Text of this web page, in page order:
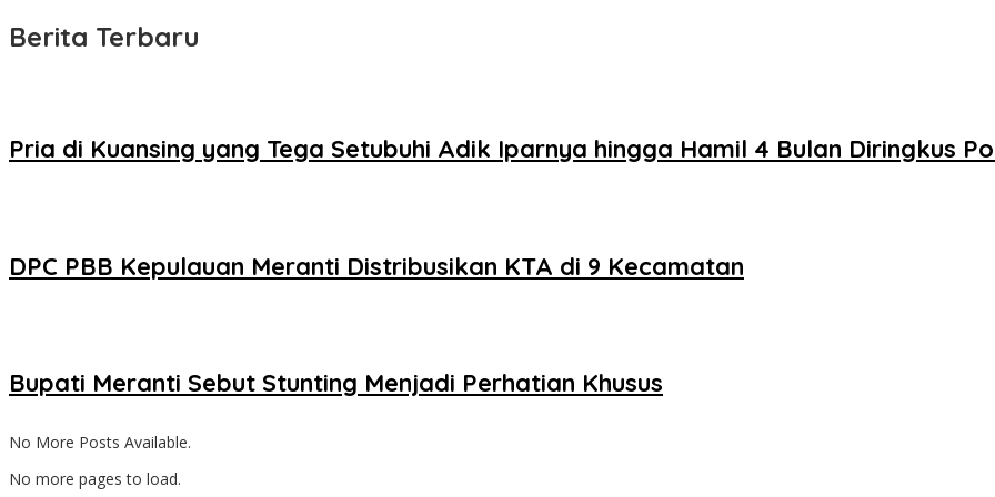
Berita Terbaru
Pria di Kuansing yang Tega Setubuhi Adik Iparnya hingga Hamil 4 Bulan Diringkus
DPC PBB Kepulauan Meranti Distribusikan KTA di 9 Kecamatan
Bupati Meranti Sebut Stunting Menjadi Perhatian Khusus
No More Posts Available.
No more pages to load.